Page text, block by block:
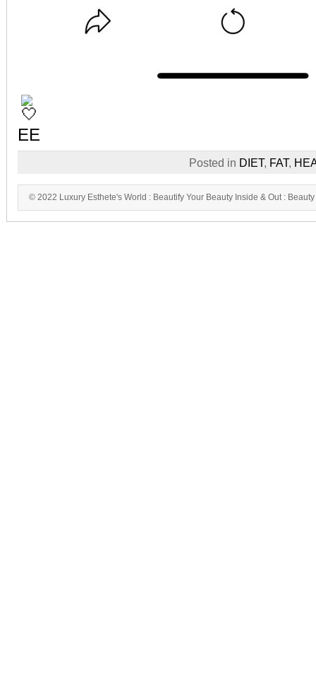
EE
Posted in DIET, FAT,
© 2022 Luxury Esthete's World : Beautify Your Beauty Inside & Out :